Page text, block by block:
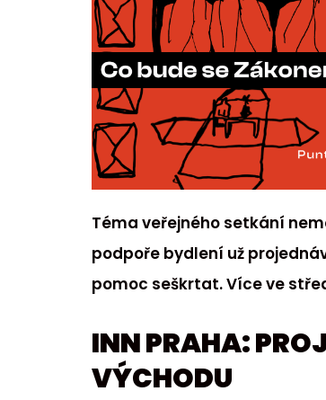
Téma veřejného setkání
podpoře bydlení už
pomoc seškrtat. Více ve
INN PRAHA:
VÝCHODU